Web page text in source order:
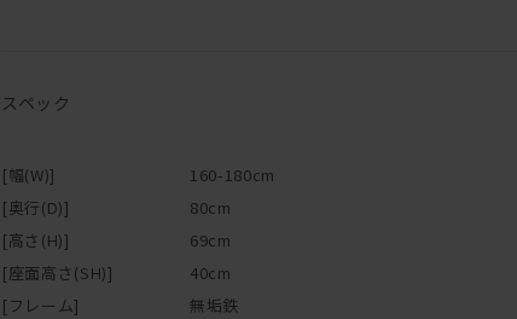
こちらはゆったりの2.5人掛けサイズです。
また、オプションで専用サイドテーブルが取り付けることも可能です。
飲み物や本などちょっとしたものが置けます。
張地はファブリックと牛革からお選びいただけます。
ご希望の生地で職人が手作業で１から製作いたします。
スペック
[幅(W)]
160-180cm
[奥行(D)]
80cm
[高さ(H)]
69cm
[座面高さ(SH)]
40cm
[フレーム]
無垢鉄